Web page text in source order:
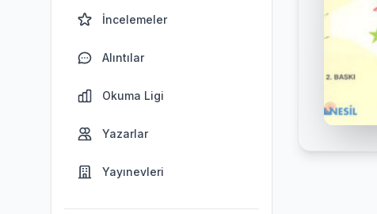
İncelemeler
Alıntılar
Okuma Ligi
Yazarlar
Yayınevleri